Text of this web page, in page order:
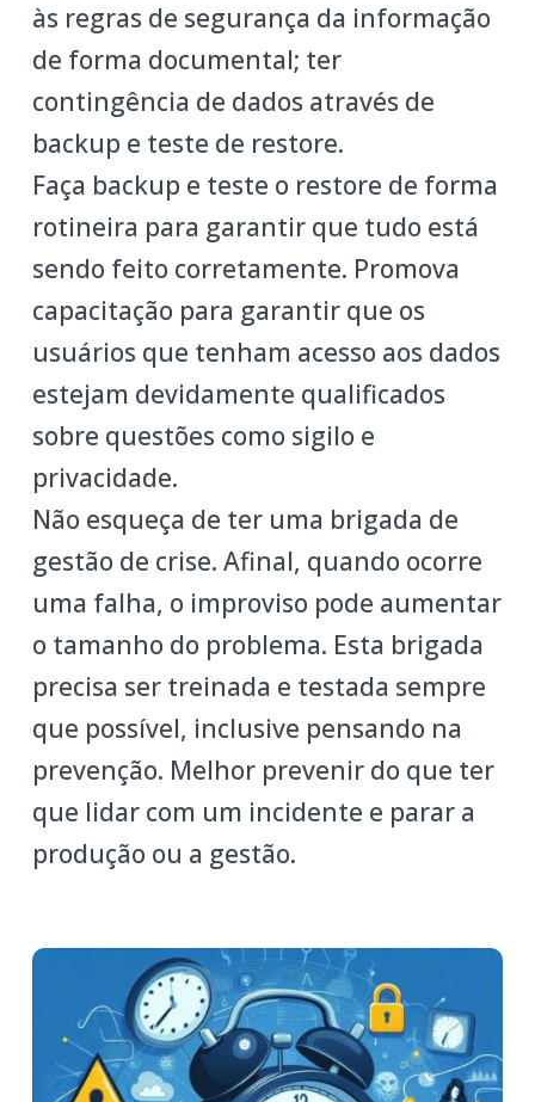
às regras de segurança da informação
de forma documental; ter
contingência de dados através de
backup e teste de restore.
Faça backup e teste o restore de forma
rotineira para garantir que tudo está
sendo feito corretamente. Promova
capacitação para garantir que os
usuários que tenham acesso aos dados
estejam devidamente qualificados
sobre questões como sigilo e
privacidade.
Não esqueça de ter uma brigada de
gestão de crise. Afinal, quando ocorre
uma falha, o improviso pode aumentar
o tamanho do problema. Esta brigada
precisa ser treinada e testada sempre
que possível, inclusive pensando na
prevenção. Melhor prevenir do que ter
que lidar com um incidente e parar a
produção ou a gestão.